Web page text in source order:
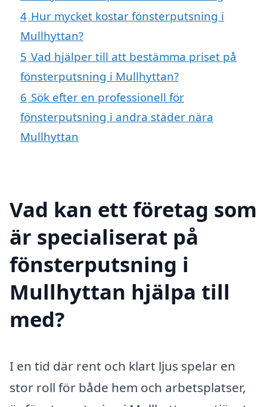
4 Hur mycket kostar fönsterputsning i
Mullhyttan?
5 Vad hjälper till att bestämma priset på
fönsterputsning i Mullhyttan?
6 Sök efter en professionell för
fönsterputsning i andra städer nära
Mullhyttan
Vad kan ett företag som
är specialiserat på
fönsterputsning i
Mullhyttan hjälpa till
med?
I en tid där rent och klart ljus spelar en
stor roll för både hem och arbetsplatser,